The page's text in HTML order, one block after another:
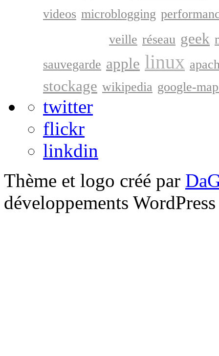
videos microblogging
veille réseau geek
sauvegarde apple linux
stockage wikipedia google-
twitter
flickr
linkdin
Thème et logo créé par
développements